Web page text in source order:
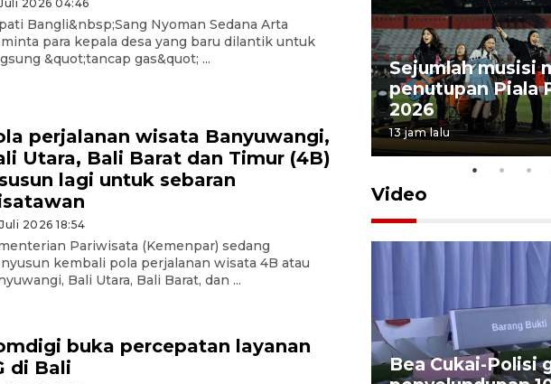
2026 04:46
Bangli&nbsp;Sang Nyoman Sedana Arta
para kepala desa yang baru dilantik untuk
&quot;tancap gas&quot; ...
perjalanan wisata Banyuwangi,
Utara, Bali Barat dan Timur (4B)
lagi untuk sebaran
2026 18:54
Pariwisata (Kemenpar) sedang
kembali pola perjalanan wisata 4B atau
Bali Utara, Bali Barat, dan ...
buka percepatan layanan
di Bali
Tiga matra TNI unjuk
kemampuan tempur Perisai
5 Agustus 2026 16:28
Sejumlah musisi
penutupan Piala
2026
13 jam lalu
Video
Bea Cukai-Polisi